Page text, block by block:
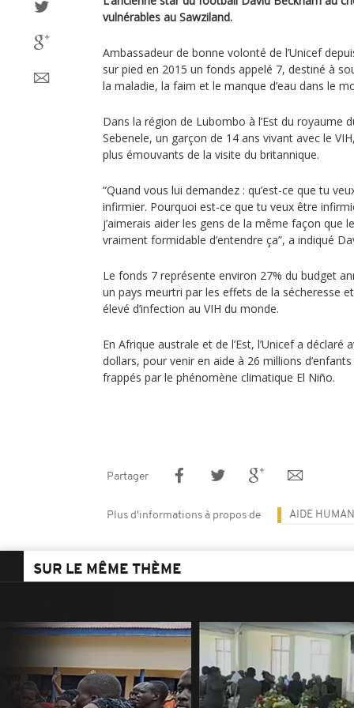
vulnérables au Sawziland.
Ambassadeur de bonne volonté de l’Unicef
sur pied en 2015 un fonds appelé 7, destiné à
la maladie, la faim et le manque d’eau dans le
Dans la région de Lubombo à l’Est du royaume
Sebenele, un garçon de 14 ans vivant avec le
plus émouvants de la visite du britannique.
“Quand vous lui demandez : qu’est-ce que tu
infirmier. Pourquoi est-ce que tu veux être
j’aimerais aider les gens de la même façon que
vraiment formidable d’entendre ça”, a indiqué
Le fonds 7 représente environ 27% du budget
un pays meurtri par les effets de la sécheresse
élevé d’infection au VIH du monde.
En Afrique australe et de l’Est, l’Unicef a
dollars, pour venir en aide à 26 millions
frappés par le phénomène climatique El Niño.
Partager
Plus d'informations à propos de AIDE
SUR LE MÊME THÈME